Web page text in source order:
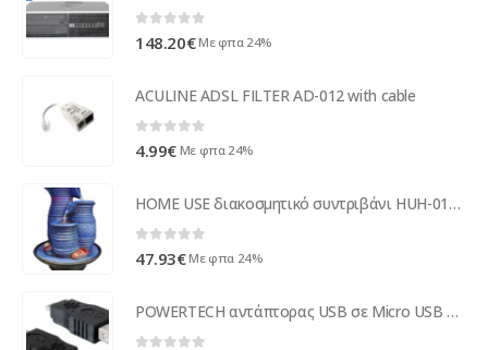
0 out of 5
148.20€ Με φπα 24%
ACULINE ADSL FILTER AD-012 with cable
0out of 5
4.99€ Με φπα 24%
HOME USE διακοσμητικό συντριβάνι HUH-0169, φωτιζόμενο, 22x22x29cm
0out of 5
47.93€ Με φπα 24%
POWERTECH αντάπτορας USB σε Micro USB CAB-U029, μαύρος